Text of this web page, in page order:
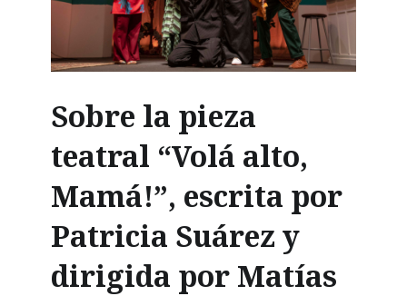
Sobre la pieza
teatral “Volá alto,
Mamá!”, escrita por
Patricia Suárez y
dirigida por Matías